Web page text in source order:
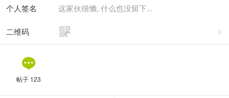
这家伙很懒, 什么也没留下...
个人签名


二维码

帖子 123